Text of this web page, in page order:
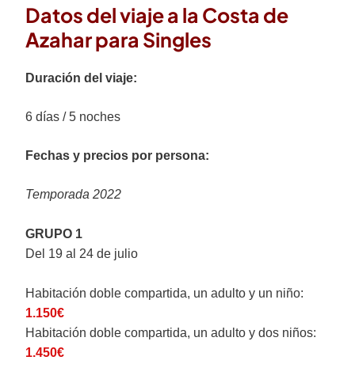
Datos del viaje a la Costa de
Azahar para Singles
Duración del viaje:
6 días / 5 noches
Fechas y precios por persona:
Temporada 2022
GRUPO 1
Del 19 al 24 de julio
Habitación doble compartida, un adulto y un niño:
1.150€
Habitación doble compartida, un adulto y dos niños:
1.450€